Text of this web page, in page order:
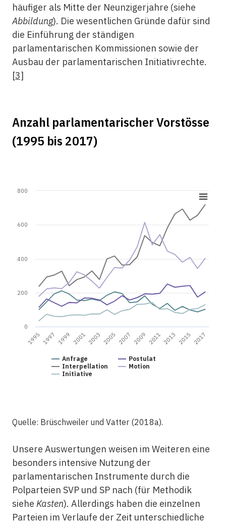
häufiger als Mitte der Neunzigerjahre (siehe
Abbildung). Die wesentlichen Gründe dafür sind
die Einführung der ständigen
parlamentarischen Kommissionen sowie der
Ausbau der parlamentarischen Initiativrechte.
[3]
Anzahl parlamentarischer Vorstösse
(1995 bis 2017)
Anfrage
Postulat
Interpellation
Motion
Initiative
1995 1997 1999 2001 2003 2005 2007 2009 2011 2013 2015 2017
0
200
400
600
800
Quelle: Brüschweiler und Vatter (2018a).
Unsere Auswertungen weisen im Weiteren eine
besonders intensive Nutzung der
parlamentarischen Instrumente durch die
Polparteien SVP und SP nach (für Methodik
siehe Kasten). Allerdings haben die einzelnen
Parteien im Verlaufe der Zeit unterschiedliche